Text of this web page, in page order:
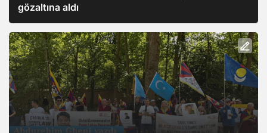
gözaltına aldı